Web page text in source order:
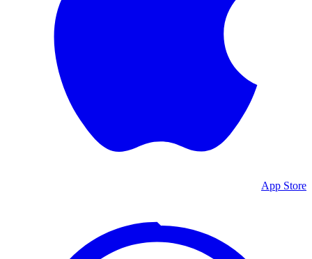
App Store